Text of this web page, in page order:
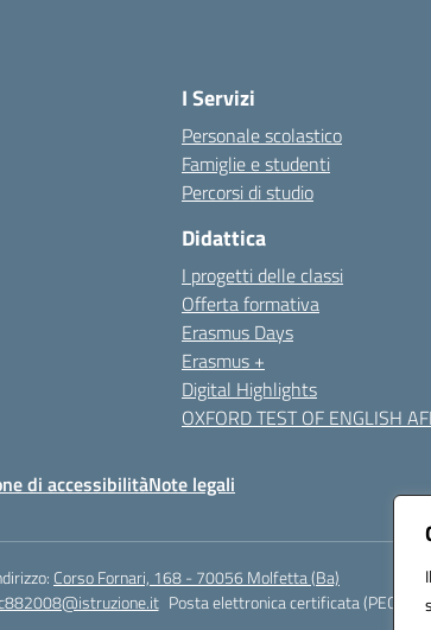
I Servizi
Personale scolastico
Famiglie e studenti
Percorsi di studio
Didattica
I progetti delle classi
Offerta formativa
Erasmus Days
Erasmus +
Digital Highlights
OXFORD TEST OF ENGLISH
di accessibilitàNote legali
Corso Fornari, 168 - 70056 Molfetta (Ba)
Posta elettronica certificata (PEC):